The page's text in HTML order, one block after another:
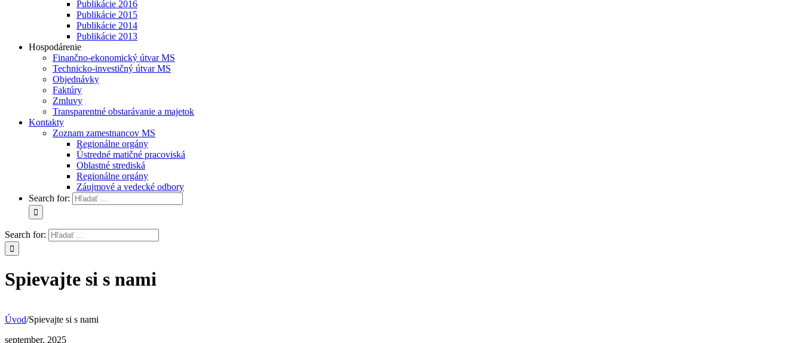
Publikácie 2016
Publikácie 2015
Publikácie 2014
Publikácie 2013
Hospodárenie
Finančno-ekonomický útvar MS
Technicko-investičný útvar MS
Objednávky
Faktúry
Zmluvy
Transparentné obstarávanie a majetok
Kontakty
Zoznam zamestnancov MS
Regionálne orgány
Ústredné matičné pracoviská
Oblastné strediská
Regionálne orgány
Záujmové a vedecké odbory
Search for:
Search for:
Spievajte si s nami
Úvod/Spievajte si s nami
september, 2025